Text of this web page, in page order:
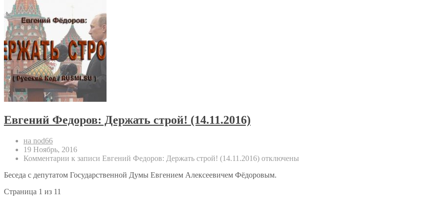
Евгений Федоров: Держать строй! (14.11.2016)
на nod66
19 Ноябрь, 2016
Комментарии к записи Евгений Федоров: Держать строй! (14.11.2016) отключены
Беседа с депутатом Государственной Думы Евгением Алексеевичем Фёдоровым.
Страница 1 из 11